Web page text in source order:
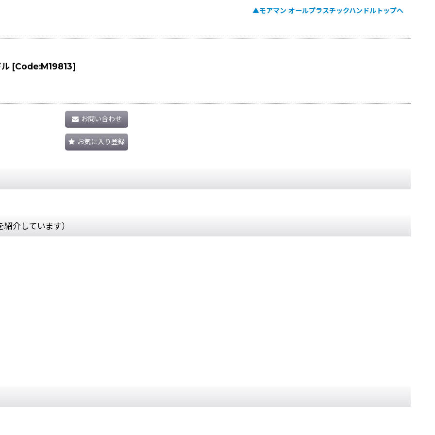
▲モアマン オールプラスチックハンドルトップへ
[Code:M19813]
お問い合わせ
お気に入り登録
介しています）